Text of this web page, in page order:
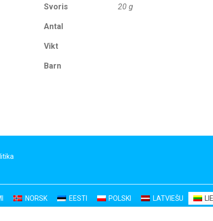
Svoris 20 g
Antal
Vikt
Barn
NORSK EESTI POLSKI LATVIEŠU